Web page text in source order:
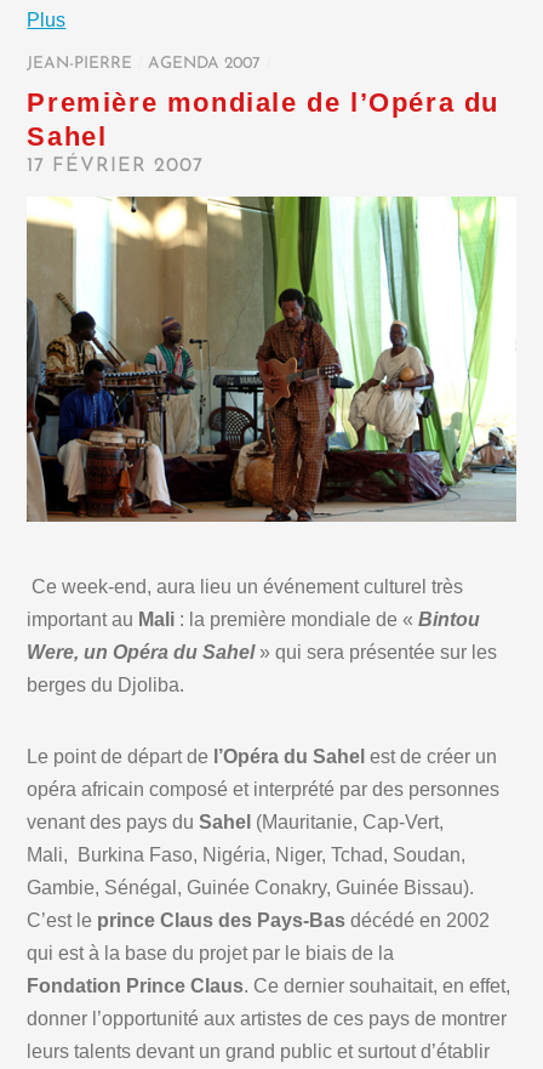
Plus
JEAN-PIERRE AGENDA 2007
Première mondiale de l’Opéra du
Sahel
17 FÉVRIER 2007
Ce week-end, aura lieu un événement culturel très
important au Mali : la première mondiale de «Bintou
Were, un Opéra du Sahel» qui sera présentée sur les
berges du Djoliba.
Le point de départ de l’Opéra du Sahel est de créer un
opéra africain composé et interprété par des personnes
venant des pays duSahel (Mauritanie, Cap-Vert,
Mali, Burkina Faso, Nigéria, Niger, Tchad, Soudan,
Gambie, Sénégal, Guinée Conakry, Guinée Bissau).
C’est le prince Claus des Pays-Bas décédé en 2002
qui est à la base du projet par le biais de la
Fondation Prince Claus. Ce dernier souhaitait, en effet,
donner l’opportunité aux artistes de ces pays de montrer
leurs talents devant un grand public et surtout d’établir